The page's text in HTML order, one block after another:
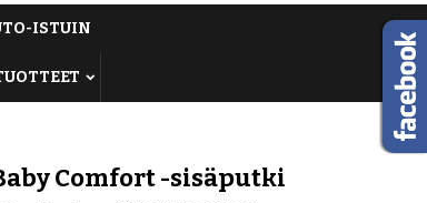
ISTUIN
Comfort -sisäputki